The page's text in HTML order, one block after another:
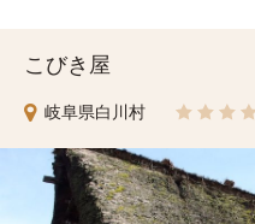
こびき屋
岐阜県白川村